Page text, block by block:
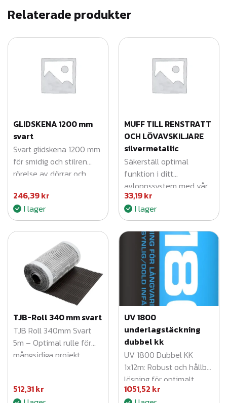
,
6
t
i
l
l
5
0
6
k
r
r
a
Relaterade produkter
GLIDSKENA 1200 mm
svart
Svart glidskena 1200 mm
för smidig och stilren
rörelse av dörrar och
246,39kr
I lager
MUFF TILL RENSTRATT
OCH LÖVAVSKILJARE
silvermetallic
Säkerställ optimal
funktion i ditt
avloppssystem med vår
"Muff till renstratt Silver".
33,19kr
I lager
TJB-Roll 340 mm svart
TJB Roll 340mm Svart
5m – Optimal rulle för
mångsidiga projekt.
512,31kr
UV 1800
underlagstäckning
dubbel kk
UV 1800 Dubbel KK
1x12m: Robust och hållbar
lösning för optimalt
skydd och prestanda.
1051,52 kr